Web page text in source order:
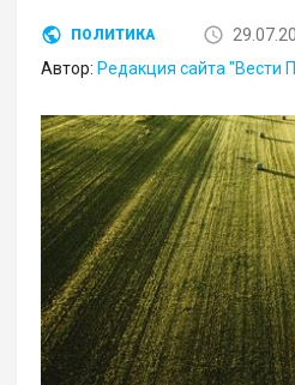
ПОЛИТИКА
Автор: Редакция сайта "Вести